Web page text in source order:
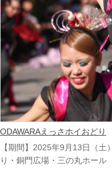
ODAWARAえっさホイおどり
【期間】2025年9月13日（
り・銅門広場・三の丸ホール